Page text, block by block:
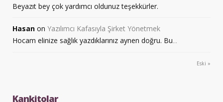
Beyazıt bey çok yardımcı oldunuz teşekkürler.
Hasan on Yazılımcı Kafasıyla Şirket Yönetmek
Hocam elinize sağlık yazdıklarınız aynen doğru. Bu...
Eski »
Kankitolar